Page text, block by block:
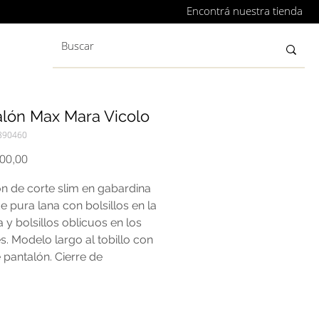
Encontrá nuestra tienda
Max Mara Vicolo
Precio
de corte slim en gabardina
pura lana con bolsillos en la
y bolsillos oblicuos en los
Modelo largo al tobillo con
Cierre de